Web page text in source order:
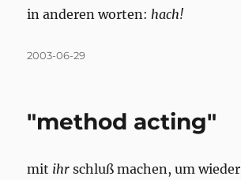
in anderen worten:hach!
Posted
2003-06-29
"method acting"
mit ihr schluß machen, um wieder